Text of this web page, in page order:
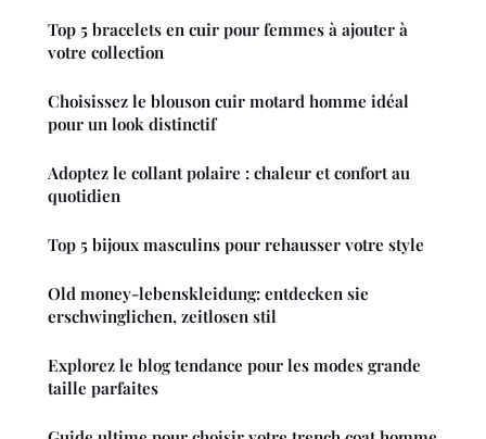
Top 5 bracelets en cuir pour femmes à ajouter à
votre collection
Choisissez le blouson cuir motard homme idéal
pour un look distinctif
Adoptez le collant polaire : chaleur et confort au
quotidien
Top 5 bijoux masculins pour rehausser votre style
Old money-lebenskleidung: entdecken sie
erschwinglichen, zeitlosen stil
Explorez le blog tendance pour les modes grande
taille parfaites